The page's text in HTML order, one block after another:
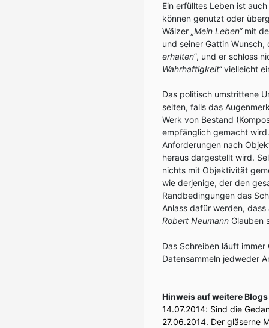
Ein erfülltes Leben ist
können genutzt oder
Wälzer „Mein Leben“mit
und seiner Gattin
erhalten“, und er schloss
Wahrhaftigkeit“vielleicht
Das politisch umstrittene
selten, falls das
Werk von Bestand
empfänglich gemacht
Anforderungen nach
heraus dargestellt wird.
nichts mit Objektivität
wie derjenige, der den
Randbedingungen das
Anlass dafür werden,
Robert Neumann Glauben
Das Schreiben läuft
Datensammeln jedweder
Hinweis auf weitere
14.07.2014: Sind die
27.06.2014. Der gläserne